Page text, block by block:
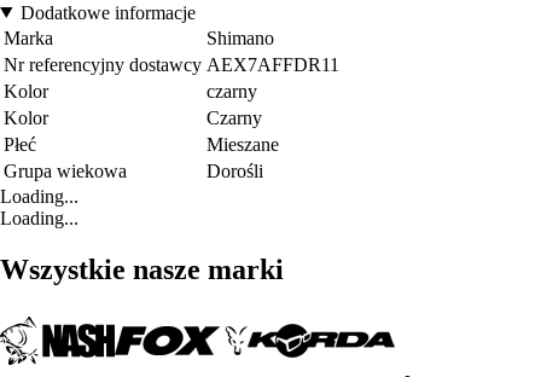
Dodatkowe informacje
Marka
Shimano
Nr referencyjny dostawcy AEX7AFFDR11
Kolor
czarny
Kolor
Czarny
Płeć
Mieszane
Grupa wiekowa
Dorośli
Loading...
Loading...
Wszystkie nasze marki